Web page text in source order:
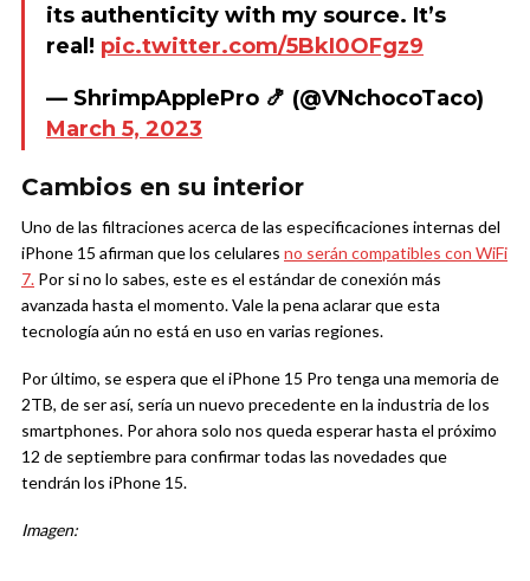
its authenticity with my source. It’s
real! pic.twitter.com/5BkI0OFgz9
— ShrimpApplePro 🍤 (@VNchocoTaco)
March 5, 2023
Cambios en su interior
Uno de las filtraciones acerca de las especificaciones internas del
iPhone 15 afirman que los celulares no serán compatibles con WiFi
7. Por si no lo sabes, este es el estándar de conexión más
avanzada hasta el momento. Vale la pena aclarar que esta
tecnología aún no está en uso en varias regiones.
Por último, se espera que el iPhone 15 Pro tenga una memoria de
2TB, de ser así, sería un nuevo precedente en la industria de los
smartphones. Por ahora solo nos queda esperar hasta el próximo
12 de septiembre para confirmar todas las novedades que
tendrán los iPhone 15.
Imagen: